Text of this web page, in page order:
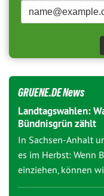
GRUENE.DE News
Landtagswahlen:
Bündnisgrün zählt
In Sachsen-Anhalt
es im Herbst: Wenn
einziehen, können